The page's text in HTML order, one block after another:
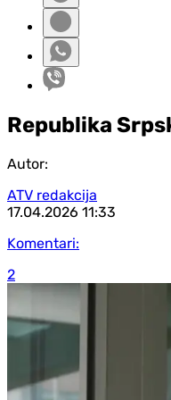
Republika
Autor:
ATV redakcija
17.04.2026 11:33
Komentari:
2